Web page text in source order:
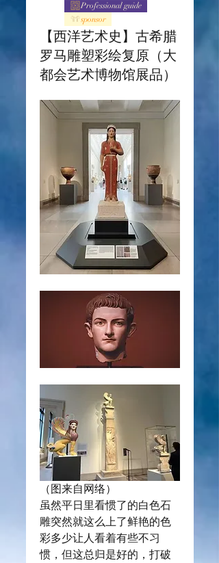
Professional guide
sponsor
【西洋艺术史】古希腊
罗马雕塑彩绘复原（大
都会艺术博物馆展品）
（图来自网络）
虽然平日里看惯了的白色石
雕突然就这么上了鲜艳的色
彩多少让人看着有些不习
惯，但这总归是好的，打破